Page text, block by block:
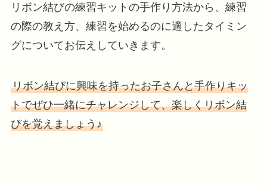
リボン結びの練習キットの手作り方法から、練習
の際の教え方、練習を始めるのに適したタイミン
グについてお伝えしていきます。
リボン結びに興味を持ったお子さんと手作りキッ
トでぜひ一緒にチャレンジして、楽しくリボン結
びを覚えましょう♪